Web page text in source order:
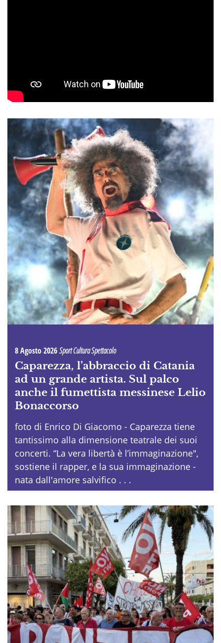
8 Agosto 2026Sport Cultura Spettacolo
Caparezza, l’abbraccio di Catania
ad un grande artista. Sul palco
anche il fumettista messinese Lelio
Bonaccorso
foto di Enrico Di Giacomo - Caparezza tiene
tantissimo alla dimensione teatrale dei suoi
concerti. “La vera libertà è l’immaginazione",
sostiene il rapper, e la sua immaginazione -
nata dall'amore salvifico . . .